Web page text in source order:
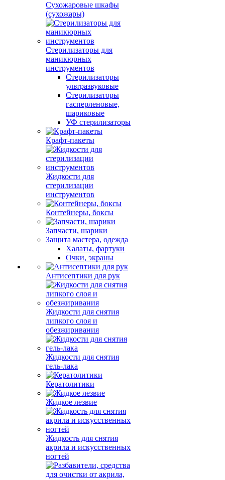
Сухожаровые шкафы
(сухожары)
Стерилизаторы для
маникюрных
инструментов
Стерилизаторы
ультразвуковые
Стерилизаторы
гасперленовые,
шариковые
УФ стерилизаторы
Крафт-пакеты
Жидкости для
стерилизации
инструментов
Контейнеры, боксы
Запчасти, шарики
Защита мастера, одежда
Халаты, фартуки
Очки, экраны
Антисептики для рук
Жидкости для снятия
липкого слоя и
обезжиривания
Жидкости для снятия
гель-лака
Кератолитики
Жидкое лезвие
Жидкость для снятия
акрила и искусственных
ногтей